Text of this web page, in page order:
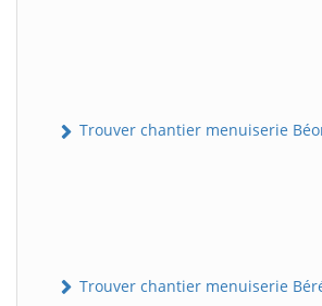
Trouver chantier menuiserie
Trouver chantier menuiserie